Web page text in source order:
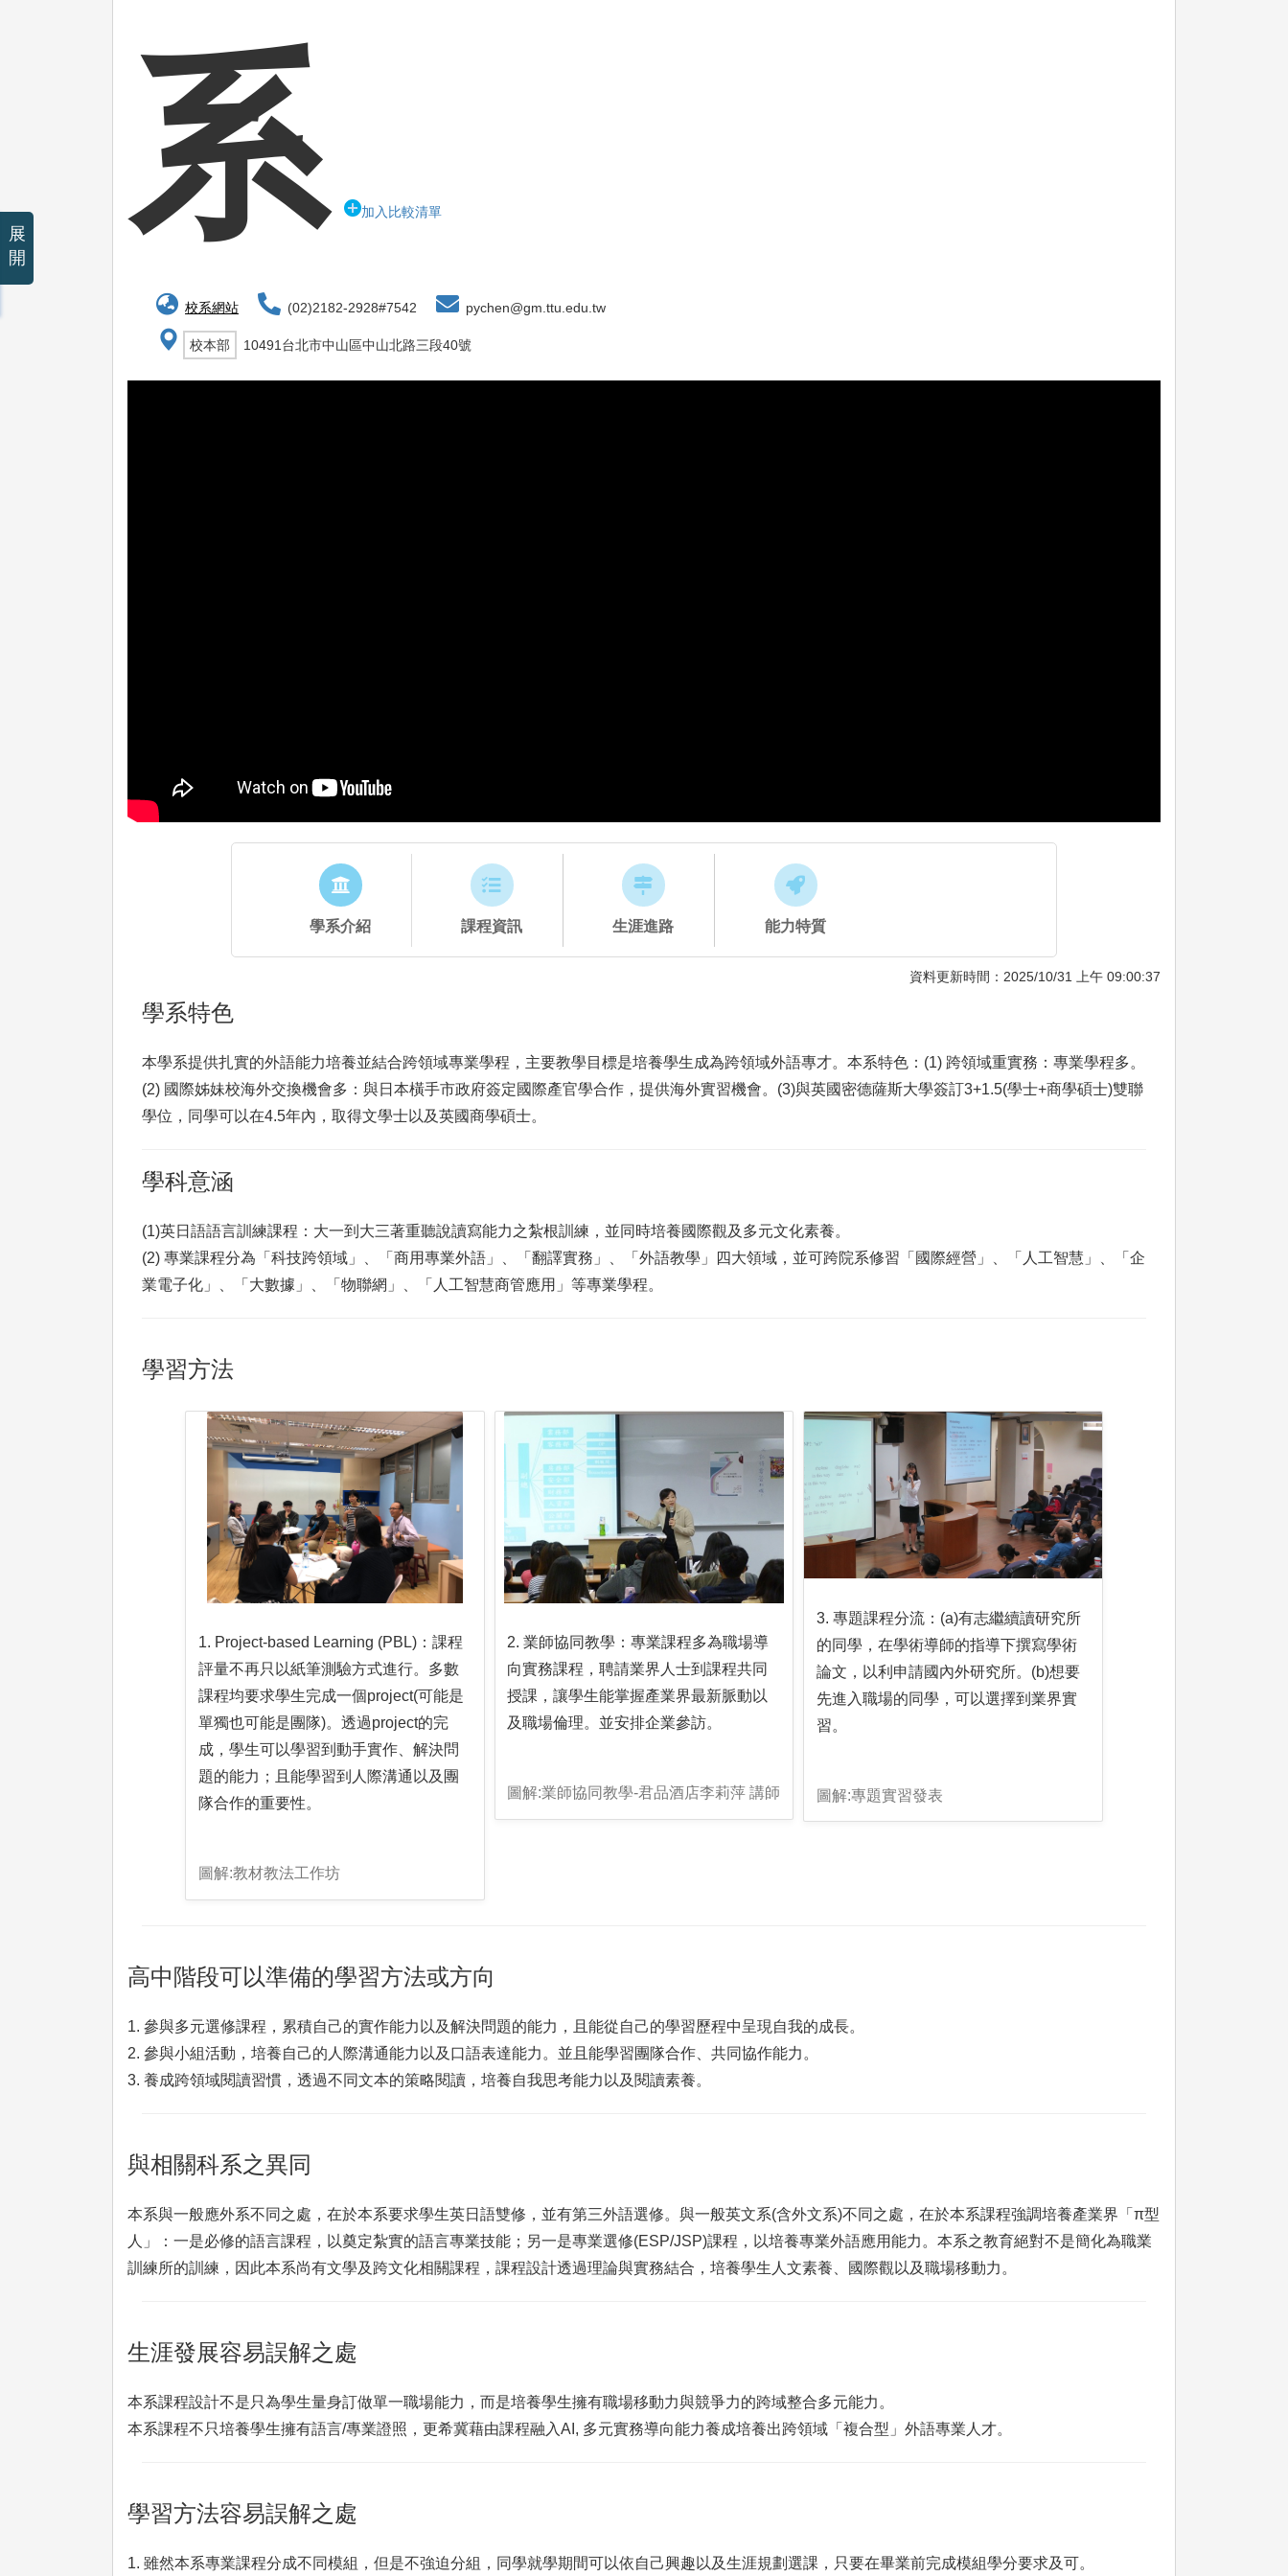
系 加入比較清單
校系網站 (02)2182-2928#7542 pychen@gm.ttu.edu.tw
校本部 10491台北市中山區中山北路三段40號
學系介紹 課程資訊 生涯進路 能力特質
資料更新時間：2025/10/31 上午 09:00:37
學系特色
本學系提供扎實的外語能力培養並結合跨領域專業學程，主要教學目標是培養學生成為跨領域外語專才。本系特色：(1) 跨領域重實務：專業學程多。
(2) 國際姊妹校海外交換機會多：與日本橫手市政府簽定國際產官學合作，提供海外實習機會。(3)與英國密德薩斯大學簽訂3+1.5(學士+商學碩士)雙聯
學位，同學可以在4.5年內，取得文學士以及英國商學碩士。
學科意涵
(1)英日語語言訓練課程：大一到大三著重聽說讀寫能力之紮根訓練，並同時培養國際觀及多元文化素養。
(2) 專業課程分為「科技跨領域」、「商用專業外語」、「翻譯實務」、「外語教學」四大領域，並可跨院系修習「國際經營」、「人工智慧」、「企
業電子化」、「大數據」、「物聯網」、「人工智慧商管應用」等專業學程。
學習方法
1. Project-based Learning (PBL)：課程
評量不再只以紙筆測驗方式進行。多數
課程均要求學生完成一個project(可能是
單獨也可能是團隊)。透過project的完
成，學生可以學習到動手實作、解決問
題的能力；且能學習到人際溝通以及團
隊合作的重要性。
圖解:教材教法工作坊
2. 業師協同教學：專業課程多為職場導
向實務課程，聘請業界人士到課程共同
授課，讓學生能掌握產業界最新脈動以
及職場倫理。並安排企業參訪。
圖解:業師協同教學-君品酒店李莉萍 講師
3. 專題課程分流：(a)有志繼續讀研究所
的同學，在學術導師的指導下撰寫學術
論文，以利申請國內外研究所。(b)想要
先進入職場的同學，可以選擇到業界實
習。
圖解:專題實習發表
高中階段可以準備的學習方法或方向
1. 參與多元選修課程，累積自己的實作能力以及解決問題的能力，且能從自己的學習歷程中呈現自我的成長。
2. 參與小組活動，培養自己的人際溝通能力以及口語表達能力。並且能學習團隊合作、共同協作能力。
3. 養成跨領域閱讀習慣，透過不同文本的策略閱讀，培養自我思考能力以及閱讀素養。
與相關科系之異同
本系與一般應外系不同之處，在於本系要求學生英日語雙修，並有第三外語選修。與一般英文系(含外文系)不同之處，在於本系課程強調培養產業界「π型
人」：一是必修的語言課程，以奠定紮實的語言專業技能；另一是專業選修(ESP/JSP)課程，以培養專業外語應用能力。本系之教育絕對不是簡化為職業
訓練所的訓練，因此本系尚有文學及跨文化相關課程，課程設計透過理論與實務結合，培養學生人文素養、國際觀以及職場移動力。
生涯發展容易誤解之處
本系課程設計不是只為學生量身訂做單一職場能力，而是培養學生擁有職場移動力與競爭力的跨域整合多元能力。
本系課程不只培養學生擁有語言/專業證照，更希冀藉由課程融入AI, 多元實務導向能力養成培養出跨領域「複合型」外語專業人才。
學習方法容易誤解之處
1. 雖然本系專業課程分成不同模組，但是不強迫分組，同學就學期間可以依自己興趣以及生涯規劃選課，只要在畢業前完成模組學分要求及可。
展
開